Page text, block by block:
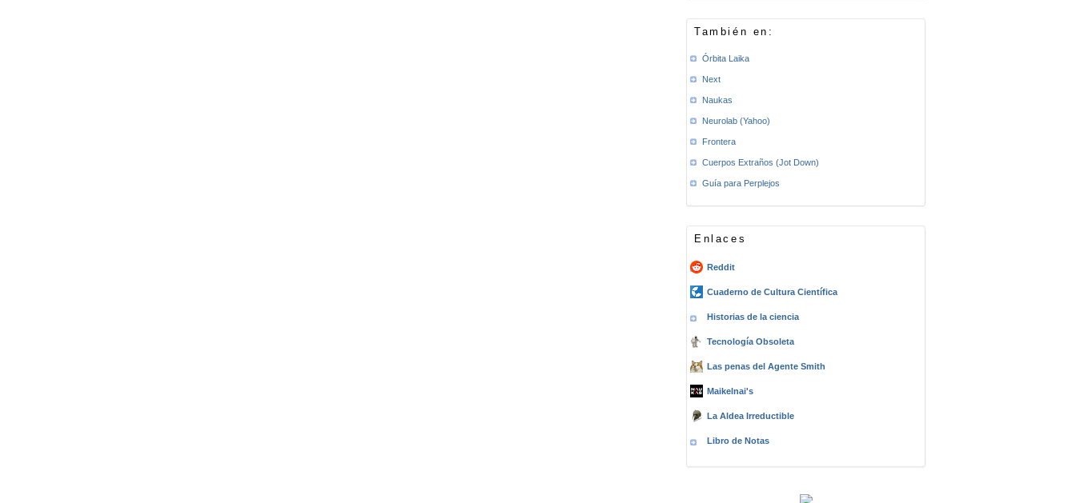
También en:
Órbita Laika
Next
Naukas
Neurolab (Yahoo)
Frontera
Cuerpos Extraños (Jot Down)
Guía para Perplejos
Enlaces
Reddit
Cuaderno de Cultura Científica
Historias de la ciencia
Tecnología Obsoleta
Las penas del Agente Smith
Maikelnai's
La Aldea Irreductible
Libro de Notas